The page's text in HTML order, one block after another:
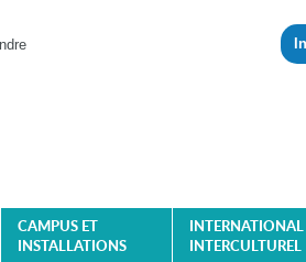
CAMPUS ET
INSTALLATIONS
INTERNATIONAL
INTERCULTUREL